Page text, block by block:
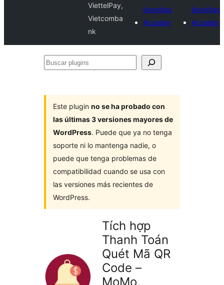
ViettelPay,
Vietcomba
nk
favoritos
Acceder
favoritos
Acceder
Buscar
Este plugin no se ha probado con
las últimas 3 versiones mayores de
WordPress. Puede que ya no tenga
soporte ni lo mantenga nadie, o
puede que tenga problemas de
compatibilidad cuando se usa con
las versiones más recientes de
WordPress.
Tích hợp
Thanh Toán
Quét Mã QR
Code –
MoMo,